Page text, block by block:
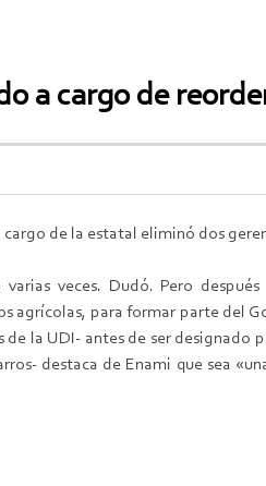
a cargo de
cargo de la estatal eliminó dos
varias veces. Dudó. Pero
agrícolas, para formar parte del
la UDI- antes de ser
destaca de Enami que sea